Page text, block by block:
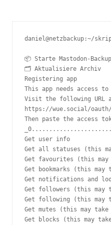
mkdir -p "$WORKDIR"
cd "$WORKDIR"
if ! command -v
echo "❌ Fehler:
  exit 1
fi
if ! command -v zip >/
echo "❌ Fehler: zip
  exit 1
fi
ma() {
if (( QUIET == 1 ));
mastodon-archive --
daniel@netzbackup:~/
📦 Starte Mastodon-
🗂️ Aktualisiere Archiv
Registering app
This app needs access to
Visit the following URL
https://wue.social/
Then paste the access
Get user info
Get all statuses (this
Get favourites (this
Get bookmarks (this may
Get notifications and
Get followers (this may
Get following (this may
Get mutes (this may
Get blocks (this may